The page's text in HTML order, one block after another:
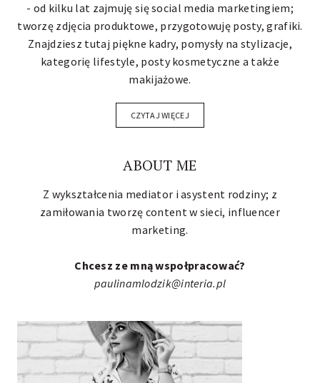
- od kilku lat zajmuję się social media marketingiem;
tworzę zdjęcia produktowe, przygotowuję posty, grafiki.
Znajdziesz tutaj piękne kadry, pomysły na stylizacje,
kategorię lifestyle, posty kosmetyczne a także
makijażowe.
CZYTAJ WIĘCEJ
ABOUT ME
Z wykształcenia mediator i asystent rodziny; z
zamiłowania tworzę content w sieci, influencer
marketing.
Chcesz ze mną wspołpracować?
paulinamlodzik@interia.pl